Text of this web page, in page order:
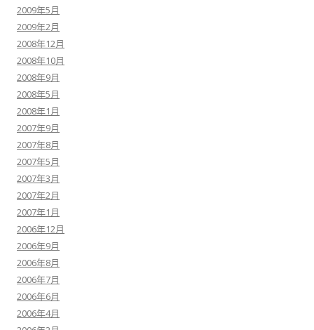
2009年5月
2009年2月
2008年12月
2008年10月
2008年9月
2008年5月
2008年1月
2007年9月
2007年8月
2007年5月
2007年3月
2007年2月
2007年1月
2006年12月
2006年9月
2006年8月
2006年7月
2006年6月
2006年4月